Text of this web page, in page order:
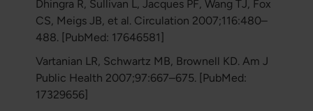
Dhingra R, Sullivan L, Jacques PF, Wang TJ, Fox
CS, Meigs JB, et al. Circulation 2007;116:480–
488. [PubMed: 17646581]
Vartanian LR, Schwartz MB, Brownell KD. Am J
Public Health 2007;97:667–675. [PubMed:
17329656]